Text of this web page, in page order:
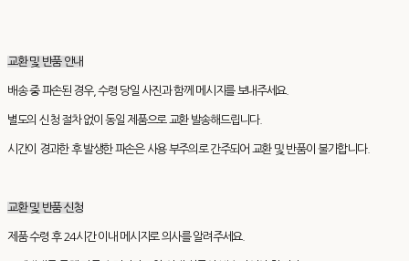
교환 및 반품 안내
배송 중 파손된 경우, 수령 당일 사진과 함께 메시지를 보내주세요.
별도의 신청 절차 없이 동일 제품으로 교환 발송해드립니다.
시간이 경과한 후 발생한 파손은 사용 부주의로 간주되어 교환 및 반품이 불가합니다.
교환 및 반품 신청
제품 수령 후 24시간 이내 메시지로 의사를 알려주세요.